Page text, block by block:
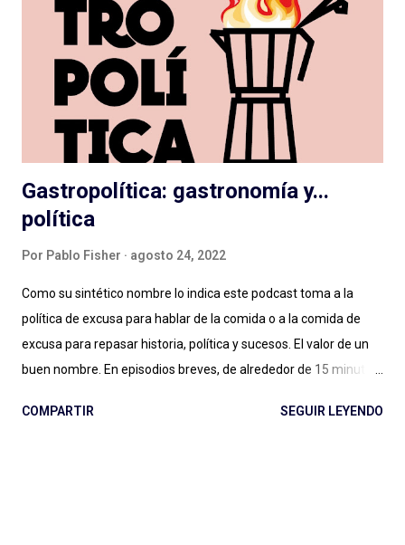
actuaciones exageradas, guiones flojos y se escuchan desde el
vamos sin dirección clara: como resultado cuesta escucharlas y
pensamos que la ficción no es para nosotrxs ... Algún día
deberemos sentarnos a hablar seriamente del rol de dirección
en el podcast , que vale para cualquier g...
Gastropolítica: gastronomía y...
política
Por Pablo Fisher agosto 24, 2022
Como su sintético nombre lo indica este podcast toma a la
política de excusa para hablar de la comida o a la comida de
excusa para repasar historia, política y sucesos. El valor de un
buen nombre. En episodios breves, de alrededor de 15 minutos,
Historia, con música amena y audios de archivo al paso para
COMPARTIR SEGUIR LEYENDO